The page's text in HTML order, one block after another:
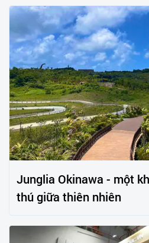
Junglia Okinawa - một
thú giữa thiên nhiên